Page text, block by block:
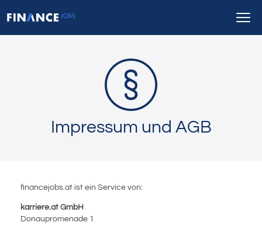
Impressum und AGB
financejobs.at ist ein Service von:
karriere.at GmbH
Donaupromenade 1